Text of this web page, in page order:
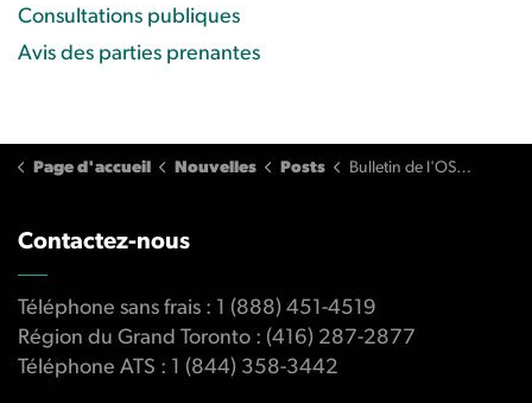
Consultations publiques
Avis des parties prenantes
Page d'accueil Nouvelles Posts Bulletin de l'OSBI: édition Q1/2020
Contactez-nous
Téléphone sans frais : 1 (888) 451-4519
Région du Grand Toronto : (416) 287-2877
Téléphone ATS : 1 (844) 358-3442